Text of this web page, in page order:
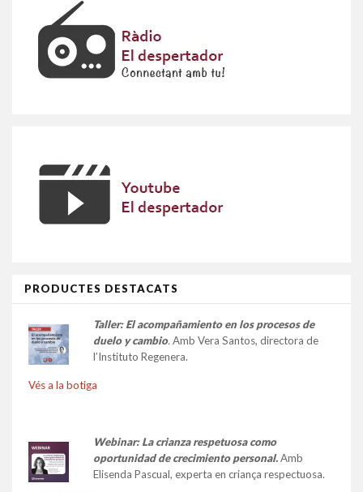
PRODUCTES DESTACATS
Taller: El acompañamiento en los procesos de
duelo y cambio. Amb Vera Santos, directora de
l’Instituto Regenera.
Vés a la botiga
Webinar: La crianza respetuosa como
oportunidad de crecimiento personal.Amb
Elisenda Pascual, experta en criança respectuosa.